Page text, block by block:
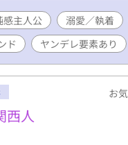
うなちょっとだけシリ
感主人公 溺愛／執着
ド ヤンデレ要素あり
お
西人